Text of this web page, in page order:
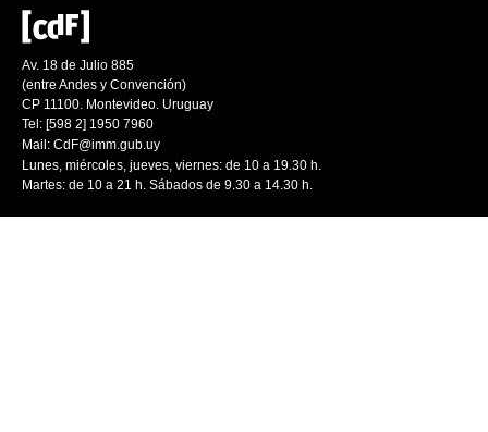
Av. 18 de Julio 885
(entre Andes y Convención)
CP 11100. Montevideo. Uruguay
Tel: [598 2] 1950 7960
Mail: CdF@imm.gub.uy
Lunes, miércoles, jueves, viernes: de 10 a 19.30 h.
Martes: de 10 a 21 h. Sábados de 9.30 a 14.30 h.